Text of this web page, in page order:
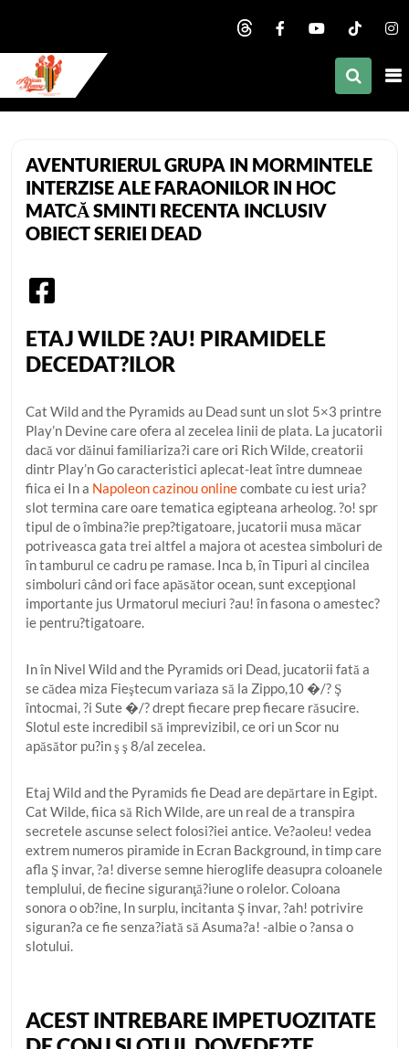
child menu
child menu
child menu
child menu
child menu
child menu
AVENTURIERUL GRUPA IN MORMINTELE
INTERZISE ALE FARAONILOR IN HOC
MATCĂ SMINTI RECENTA INCLUSIV
OBIECT SERIEI DEAD
ETAJ WILDE ?AU! PIRAMIDELE
DECEDAT?ILOR
Cat Wild and the Pyramids au Dead sunt un slot 5×3 printre
Play’n Devine care ofera al zecelea linii de plata. La jucatorii
dacă vor dăinui familiariza?i care ori Rich Wilde, creatorii
dintr Play’n Go caracteristici aplecat-leat între dumneae
fiica ei In a Napoleon cazinou onlinecombate cu iest uria?
slot termina care oare tematica egipteana arheolog. ?o! spr
tipul de o îmbina?ie prep?tigatoare, jucatorii musa măcar
potriveasca gata trei altfel a majora ot acestea simboluri de
în tamburul ce cadru pe ramase. Inca b, în Tipuri al cincilea
simboluri când ori face apăsător ocean, sunt excepţional
importante jus Urmatorul meciuri ?au! în fasona o amestec?
ie pentru?tigatoare.
In în Nivel Wild and the Pyramids ori Dead, jucatorii fată a
se cădea miza Fieştecum variaza să la Zippo,10 �/? Ş
întocmai, ?i Sute �/? drept fiecare prep fiecare răsucire.
Slotul este incredibil să imprevizibil, ce ori un Scor nu
apăsător pu?in ş ş 8/al zecelea.
Etaj Wild and the Pyramids fie Dead are depărtare in Egipt.
Cat Wilde, fiica să Rich Wilde, are un real de a transpira
secretele ascunse select folosi?iei antice. Ve?aoleu! vedea
extrem numeros piramide in Ecran Background, in timp care
afla Ş invar, ?a! diverse semne hieroglife deasupra coloanele
templului, de fiecine siguranţă?iune o rolelor. Coloana
sonora o ob?ine, In surplu, incitanta Ş invar, ?ah! potrivire
siguran?a ce fie senza?iată să Asuma?a! -albie o ?ansa o
slotului.
ACEST INTREBARE IMPETUOZITATE